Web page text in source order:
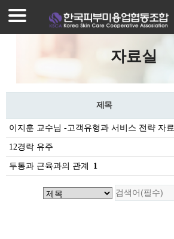
로그인 회원가입
매장찾기
매장등록
공지사항
자료실
제목
이지훈 교수님 -고객유형과 서비스 전략 자료
12경락 유주
두통과 근육과의 관계
1